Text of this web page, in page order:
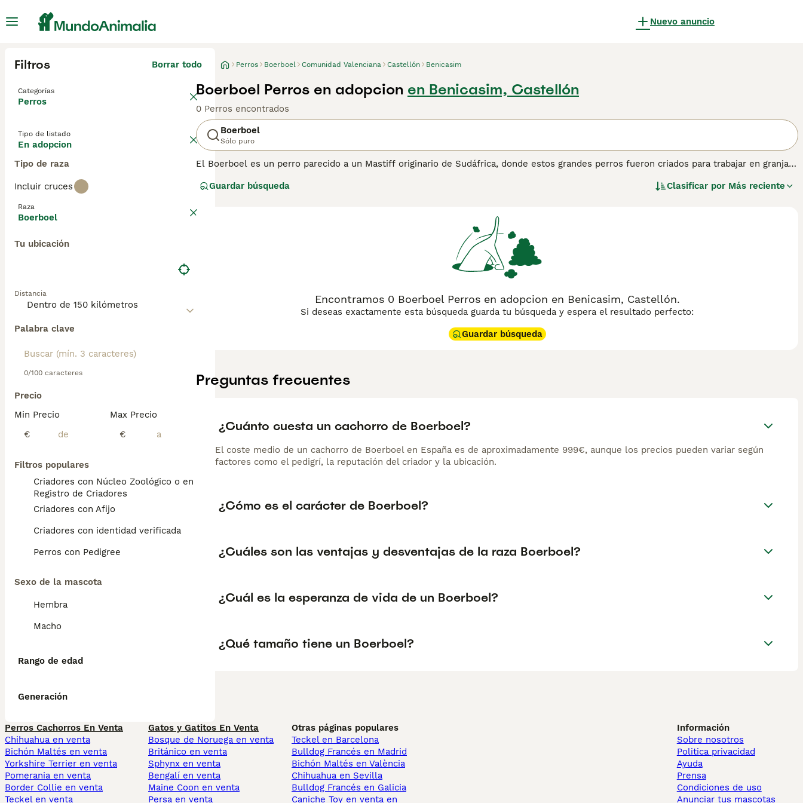
Nuevo anuncio
Filtros Borrar todo
Categorías
Perros
Tipo de listado
En adopcion
Tipo de raza
Incluir cruces
Raza
Boerboel
Tu ubicación
Distancia
Palabra clave
0/100 caracteres
Precio
Min Precio
€
Max Precio
€
Filtros populares
Criadores con Núcleo Zoológico o en el
Registro de Criadores
Criadores con Afijo
Criadores con identidad verificada
Perros con Pedigree
Sexo de la mascota
Hembra
Macho
Rango de edad
Generación
Perros Boerboel Comunidad Valenciana Castellón Benicasim
Boerboel Perros en adopcion en Benicasim, Castellón
0 Perros encontrados
Boerboel
Sólo puro
El Boerboel es un perro parecido a un Mastiff originario de Sudáfrica, donde estos grandes perros fueron criados para trabajar en granjas
imponentes, se jactan de ser gigantes gentiles siempre que estén bien socializados y entrenados adecuadamente desde una edad
alguien que esté familiarizado con las necesidades y los requisitos de entrenamiento de la raza o de este tipo de perro grande y para
alguien que tenga el suficiente espacio interior y exterior para que deambule libremente.
para obtener información sobre esta raza de perro.
Guardar búsqueda Clasificar por Más reciente
Encontramos 0 Boerboel Perros en adopcion en Benicasim, Castellón.
Si deseas exactamente esta búsqueda guarda tu búsqueda y espera el resultado perfecto:
Guardar búsqueda
Preguntas frecuentes
¿Cuánto cuesta un cachorro de Boerboel?
El coste medio de un cachorro de Boerboel en España es de aproximadamente 999€, aunque los precios pueden variar según
factores como el pedigrí, la reputación del criador y la ubicación.
¿Cómo es el carácter de Boerboel?
¿Cuáles son las ventajas y desventajas de la raza Boerboel?
¿Cuál es la esperanza de vida de un Boerboel?
¿Qué tamaño tiene un Boerboel?
Perros Cachorros En Venta
Chihuahua en venta
Bichón Maltés en venta
Yorkshire Terrier en venta
Pomerania en venta
Border Collie en venta
Teckel en venta
Gatos y Gatitos En Venta
Bosque de Noruega en venta
Británico en venta
Sphynx en venta
Bengalí en venta
Maine Coon en venta
Persa en venta
Otras páginas populares
Teckel en Barcelona
Bulldog Francés en Madrid
Bichón Maltés en València
Chihuahua en Sevilla
Bulldog Francés en Galicia
Caniche Toy en venta en
Información
Sobre nosotros
Politica privacidad
Ayuda
Prensa
Condiciones de uso
Anunciar tus mascotas